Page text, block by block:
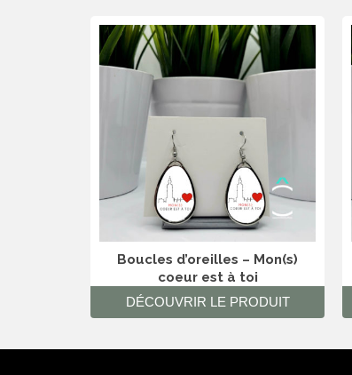
Boucles d’oreilles – Mon(s)
coeur est à toi
DÉCOUVRIR LE PRODUIT